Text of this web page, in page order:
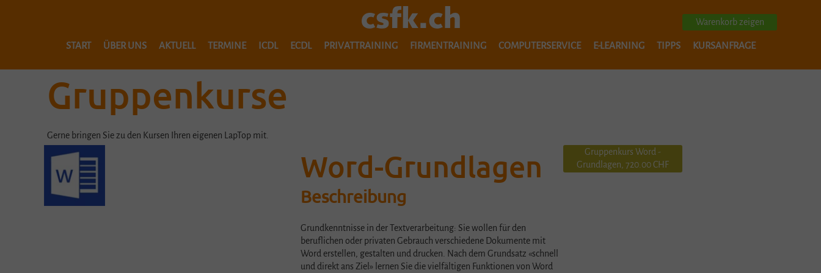
Gruppenkurs Word -
Grundlagen, 720.00 CHF
Gruppenkurse
Gerne bringen Sie zu den Kursen Ihren eigenen LapTop mit.
Word-Grundlagen
Beschreibung
Grundkenntnisse in der Textverarbeitung: Sie wollen für den
beruflichen oder privaten Gebrauch verschiedene Dokumente mit
Word erstellen, gestalten und drucken. Nach dem Grundsatz «schnell
und direkt ans Ziel» lernen Sie die vielfältigen Funktionen von Word
Warenkorb zeigen
START ÜBER UNS
KONTAKT
BUCHUNGEN BREMGARTEN
AKTUELL TERMINE ICDL
ICDL WORKFORCE BASE LEHRGANG
ECDL
ECDL ZERTIFIZIERUNGSWEGE
ECDL-SHOP TEST PLUS
ECDL KURSE
ECDL VORBEREITUNGSKURS ONLINE-GRUNDLAGEN
ECDL VORBEREITUNGSKURS WORD
PRIVATTRAINING
EINZELTRAINING
OFFICE 365 - PRIVAT SINNVOLL NUTZEN
MS TEAMS FÜR PRIVATE ZWECKE NUTZEN
SUCHEN, FINDEN, WIEDERFINDEN - IM INTERNET ZU HAUSE
KEINE ANGST VOR PIVOT
FIRMENTRAINING COMPUTERSERVICE
OFFICE 365 FAMILY
E-LEARNING
ELEARNING MS TEAMS
TIPPS
SCHRIFTEN
KURSANFRAGE